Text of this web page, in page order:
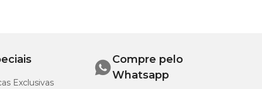
sphingobium
Exclusivas
Compre pelo
Whatsapp